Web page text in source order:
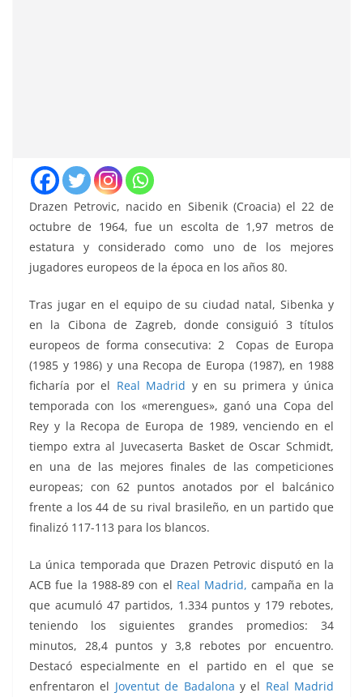
Drazen Petrovic, nacido en Sibenik (Croacia) el 22 de
octubre de 1964, fue un escolta de 1,97 metros de
estatura y considerado como uno de los mejores
jugadores europeos de la época en los años 80.
Tras jugar en el equipo de su ciudad natal, Sibenka y
en la Cibona de Zagreb, donde consiguió 3 títulos
europeos de forma consecutiva: 2 Copas de Europa
(1985 y 1986) y una Recopa de Europa (1987), en 1988
ficharía por el Real Madrid y en su primera y única
temporada con los «merengues», ganó una Copa del
Rey y la Recopa de Europa de 1989, venciendo en el
tiempo extra al Juvecaserta Basket de Oscar Schmidt,
en una de las mejores finales de las competiciones
europeas; con 62 puntos anotados por el balcánico
frente a los 44 de su rival brasileño, en un partido que
finalizó 117-113 para los blancos.
La única temporada que Drazen Petrovic disputó en la
ACB fue la 1988-89 con el Real Madrid, campaña en la
que acumuló 47 partidos, 1.334 puntos y 179 rebotes,
teniendo los siguientes grandes promedios: 34
minutos, 28,4 puntos y 3,8 rebotes por encuentro.
Destacó especialmente en el partido en el que se
enfrentaron el Joventut de Badalona y el Real Madrid